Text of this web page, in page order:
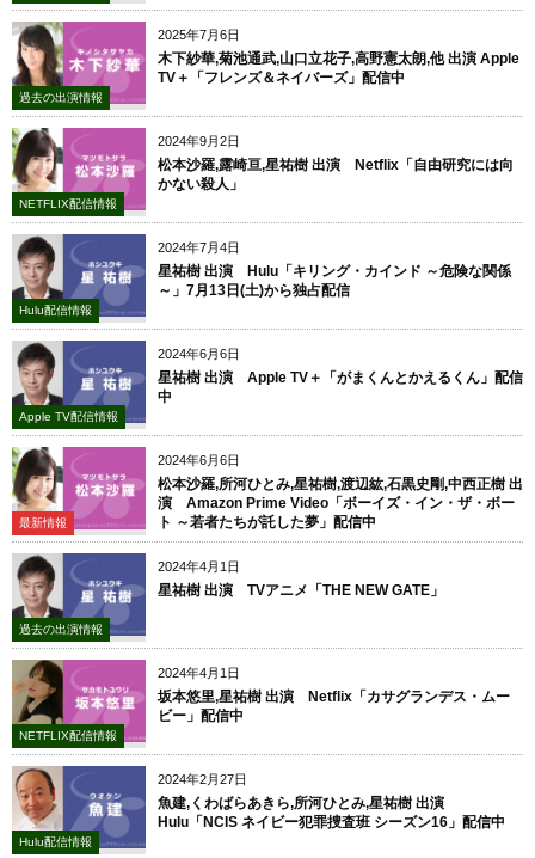
2025年7月6日
過去の出演情報
木下紗華,菊池通武,山口立花子,高野憲太朗,他 出演 Apple
TV＋「フレンズ＆ネイバーズ」配信中
2024年9月2日
NETFLIX配信情報
松本沙羅,露崎亘,星祐樹 出演 Netflix「自由研究には向
かない殺人」
2024年7月4日
Hulu配信情報
星祐樹 出演 Hulu「キリング・カインド ～危険な関係
～」7月13日(土)から独占配信
2024年6月6日
Apple TV配信情報
星祐樹 出演 Apple TV＋「がまくんとかえるくん」配信
中
2024年6月6日
最新情報
松本沙羅,所河ひとみ,星祐樹,渡辺紘,石黒史剛,中西正樹 出
演 Amazon Prime Video「ボーイズ・イン・ザ・ボー
ト ～若者たちが託した夢」配信中
2024年4月1日
過去の出演情報
星祐樹 出演 TVアニメ「THE NEW GATE」
2024年4月1日
NETFLIX配信情報
坂本悠里,星祐樹 出演 Netflix「カサグランデス・ムー
ビー」配信中
2024年2月27日
Hulu配信情報
魚建,くわばらあきら,所河ひとみ,星祐樹 出演
Hulu「NCIS ネイビー犯罪捜査班 シーズン16」配信中